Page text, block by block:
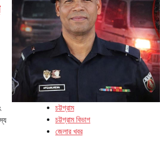
চট্টগ্রাম
চট্টগ্রাম বিভাগ
জেলার খবর